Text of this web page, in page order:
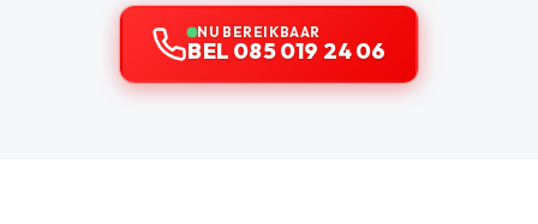
NU BEREIKBAAR
BEL 085 019 24 06